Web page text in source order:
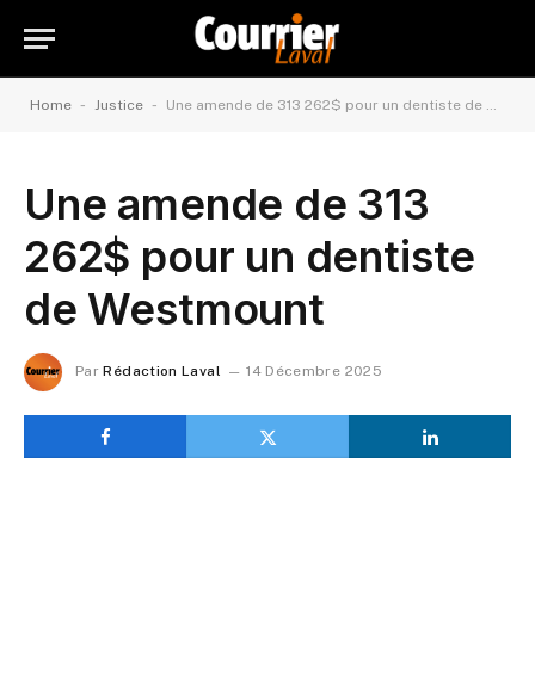
Home - Justice - Une amende de 313 262$ pour un dentiste de Westmount
Une amende de 313
262$ pour un dentiste
de Westmount
Par Rédaction Laval 14 Décembre 2025